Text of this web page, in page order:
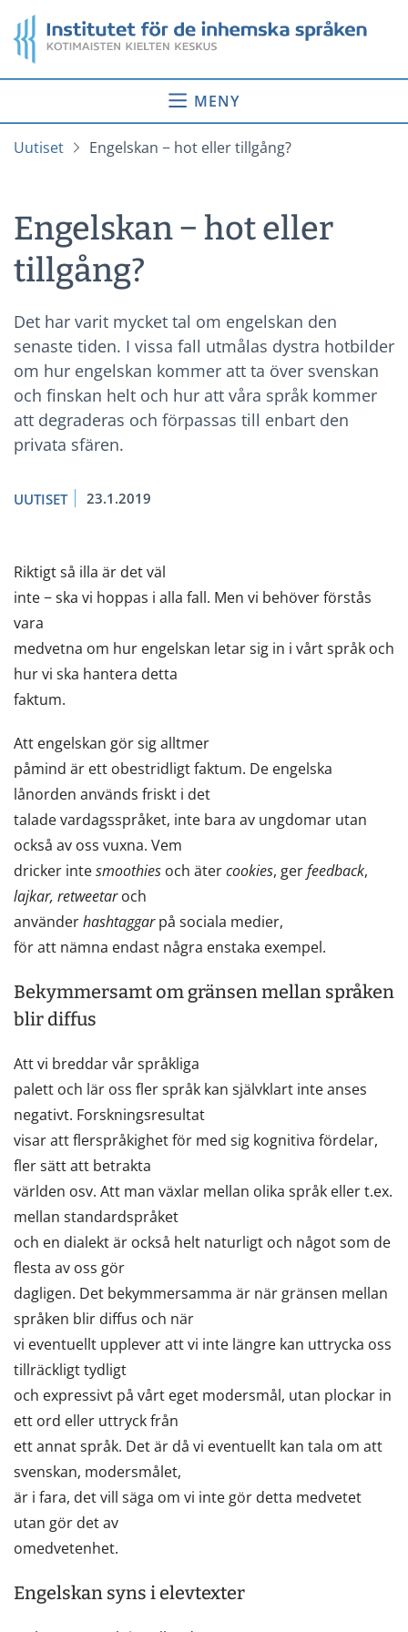
till
innehåll
Startsida
MENY
Uutiset Engelskan − hot eller tillgång?
Engelskan − hot eller
tillgång?
Det har varit mycket tal om engelskan den
senaste tiden. I vissa fall utmålas dystra hotbilder
om hur engelskan kommer att ta över svenskan
och finskan helt och hur att våra språk kommer
att degraderas och förpassas till enbart den
privata sfären.
UUTISET 23.1.2019
Riktigt så illa är det väl
inte − ska vi hoppas i alla fall. Men vi behöver förstås
vara
medvetna om hur engelskan letar sig in i vårt språk och
hur vi ska hantera detta
faktum.
Att engelskan gör sig alltmer
påmind är ett obestridligt faktum. De engelska
lånorden används friskt i det
talade vardagsspråket, inte bara av ungdomar utan
också av oss vuxna. Vem
dricker intesmoothies och ätercookies, gerfeedback,
lajkar, retweetaroch
använderhashtaggarpå sociala medier,
för att nämna endast några enstaka exempel.
Bekymmersamt om gränsen mellan språken
blir diffus
Att vi breddar vår språkliga
palett och lär oss fler språk kan självklart inte anses
negativt. Forskningsresultat
visar att flerspråkighet för med sig kognitiva fördelar,
fler sätt att betrakta
världen osv. Att man växlar mellan olika språk eller t.ex.
mellan standardspråket
och en dialekt är också helt naturligt och något som de
flesta av oss gör
dagligen. Det bekymmersamma är när gränsen mellan
språken blir diffus och när
vi eventuellt upplever att vi inte längre kan uttrycka oss
tillräckligt tydligt
och expressivt på vårt eget modersmål, utan plockar in
ett ord eller uttryck från
ett annat språk. Det är då vi eventuellt kan tala om att
svenskan, modersmålet,
är i fara, det vill säga om vi inte gör detta medvetet
utan gör det av
omedvetenhet.
Engelskan syns i elevtexter